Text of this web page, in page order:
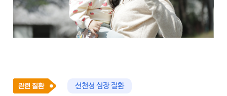
선천성 심장 질환